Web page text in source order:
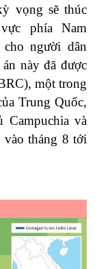
vọng sẽ thúc
phía Nam
người dân
này đã được
một trong
Trung Quốc,
và
vào tháng 8 tới